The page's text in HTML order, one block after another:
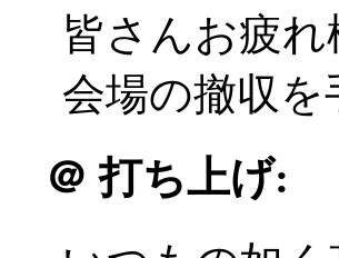
皆さんお疲
会場の撤収
＠ 打ち上げ: